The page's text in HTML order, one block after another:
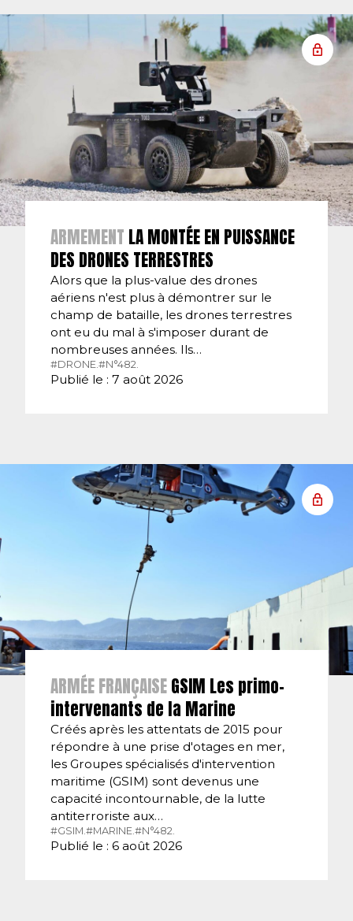
ARMEMENT LA MONTÉE EN PUISSANCE
DES DRONES TERRESTRES
Alors que la plus-value des drones
aériens n'est plus à démontrer sur le
champ de bataille, les drones terrestres
ont eu du mal à s'imposer durant de
nombreuses années. Ils…
#DRONE. #N°482.
Publié le : 7 août 2026
ARMÉE FRANÇAISEGSIM Les primo-
intervenants de la Marine
Créés après les attentats de 2015 pour
répondre à une prise d'otages en mer,
les Groupes spécialisés d'intervention
maritime (GSIM) sont devenus une
capacité incontournable, de la lutte
antiterroriste aux…
#GSIM.#MARINE.#N°482.
Publié le : 6 août 2026